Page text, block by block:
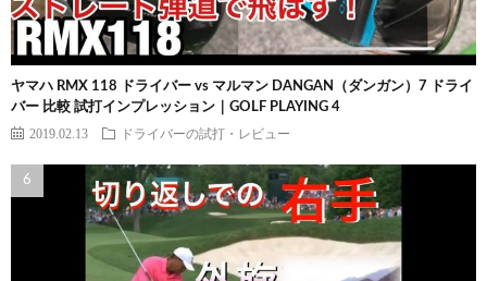
ヤマハ RMX 118 ドライバー vs マルマン DANGAN（ダンガン）7 ドライ
バー 比較 試打インプレッション｜GOLF PLAYING 4
2019.02.13 ドライバーの試打・レビュー